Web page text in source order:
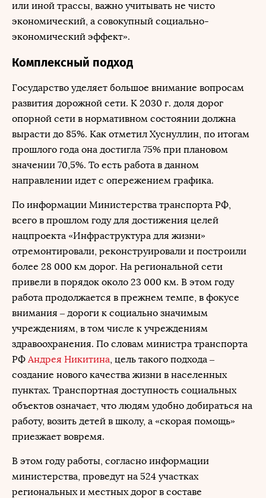
или иной трассы, важно учитывать не чисто
экономический, а совокупный социально-
экономический эффект».
Комплексный подход
Государство уделяет большое внимание вопросам
развития дорожной сети. К 2030 г. доля дорог
опорной сети в нормативном состоянии должна
вырасти до 85%. Как отметил Хуснуллин, по итогам
прошлого года она достигла 75% при плановом
значении 70,5%. То есть работа в данном
направлении идет с опережением графика.
По информации Министерства транспорта РФ,
всего в прошлом году для достижения целей
нацпроекта «Инфраструктура для жизни»
отремонтировали, реконструировали и построили
более 28 000 км дорог. На региональной сети
привели в порядок около 23 000 км. В этом году
работа продолжается в прежнем темпе, в фокусе
внимания – дороги к социально значимым
учреждениям, в том числе к учреждениям
здравоохранения. По словам министра транспорта
РФ Андрея Никитина, цель такого подхода –
создание нового качества жизни в населенных
пунктах. Транспортная доступность социальных
объектов означает, что людям удобно добираться на
работу, возить детей в школу, а «скорая помощь»
приезжает вовремя.
В этом году работы, согласно информации
министерства, проведут на 524 участках
региональных и местных дорог в составе